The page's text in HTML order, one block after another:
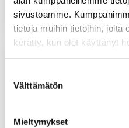
sivustoamme.
tietoja muihin tietoihin, joita
kerätty, kun olet käyttänyt
valinta
Välttämätön
Mieltymykset
JATKUVA HAKU
Terveydenhuollon
JATKUVA HAKU